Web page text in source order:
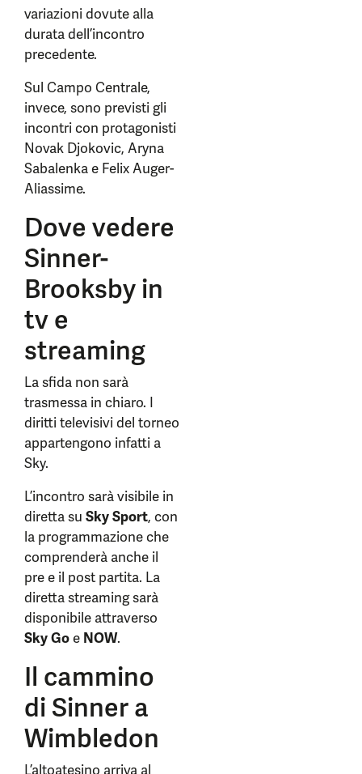
variazioni dovute alla
durata dell’incontro
precedente.
Sul Campo Centrale,
invece, sono previsti gli
incontri con protagonisti
Novak Djokovic, Aryna
Sabalenka e Felix Auger-
Aliassime.
Dove vedere
Sinner-
Brooksby in
tv e
streaming
La sfida non sarà
trasmessa in chiaro. I
diritti televisivi del torneo
appartengono infatti a
Sky.
L’incontro sarà visibile in
diretta su Sky Sport, con
la programmazione che
comprenderà anche il
pre e il post partita. La
diretta streaming sarà
disponibile attraverso
Sky Goe NOW.
Il cammino
di Sinner a
Wimbledon
L’altoatesino arriva al